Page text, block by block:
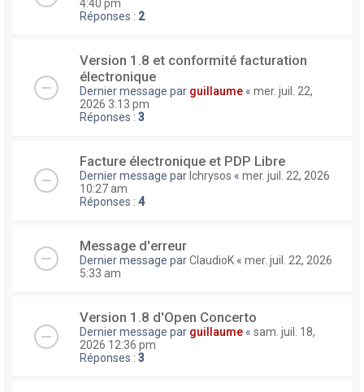
4:40 pm
Réponses : 2
Version 1.8 et conformité facturation
électronique
Dernier message par guillaume « mer. juil. 22,
2026 3:13 pm
Réponses : 3
Facture électronique et PDP Libre
Dernier message par lchrysos « mer. juil. 22, 2026
10:27 am
Réponses : 4
Message d'erreur
Dernier message parClaudioK « mer. juil. 22, 2026
5:33 am
Version 1.8 d'Open Concerto
Dernier message par guillaume « sam. juil. 18,
2026 12:36 pm
Réponses : 3